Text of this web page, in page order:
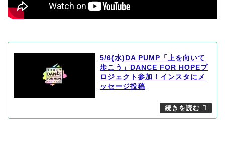
5/6(水)DA PUMP「上を向いて
歩こう」DANCE FOR HOPEプ
ロジェクト参加！インスタにメ
ッセージ投稿